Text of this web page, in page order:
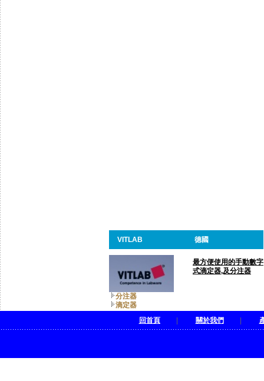
VITLAB 德國
最方便使用的手動數字
式滴定器,及分注器
分注器
滴定器
回首頁| 關於我們